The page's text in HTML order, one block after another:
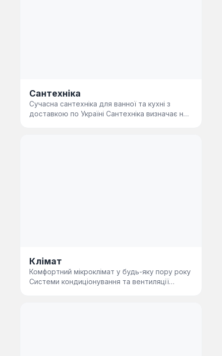
Сантехніка
Сучасна сантехніка для ванної та кухні з
доставкою по Україні Сантехніка визначає не
Клімат
Комфортний мікроклімат у будь-яку пору року
Системи кондиціонування та вентиляції